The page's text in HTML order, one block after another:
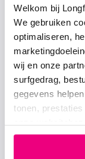
Welkom bij
We gebruiken
optimaliseren,
wij en onze
surfgedrag,
gegevens
tonen,
moment
linksonder elke